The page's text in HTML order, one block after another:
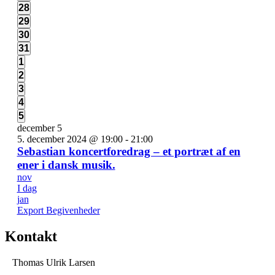
begivenheder,
0
begivenheder,
28
0
begivenheder,
29
0
begivenheder,
30
0
begivenheder,
31
0
begivenheder,
1
0
begivenheder,
2
0
begivenheder,
3
0
begivenheder,
4
0
begivenheder,
5
december 5
5. december 2024 @ 19:00- 21:00
Sebastian koncertforedrag – et portræt af en
ener i dansk musik.
nov
I dag
jan
Export Begivenheder
Kontakt
Thomas Ulrik Larsen